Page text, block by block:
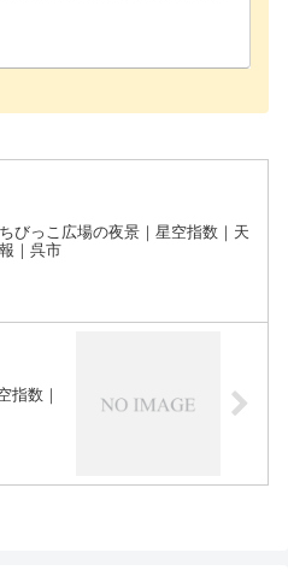
びっこ広場の夜景｜星空指数｜天
｜呉市
指数｜